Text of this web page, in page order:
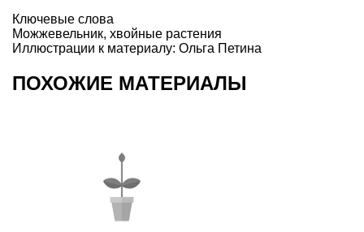
Ключевые слова
Можжевельник, хвойные растения
Иллюстрации к материалу: Ольга Петина
ПОХОЖИЕ МАТЕРИАЛЫ